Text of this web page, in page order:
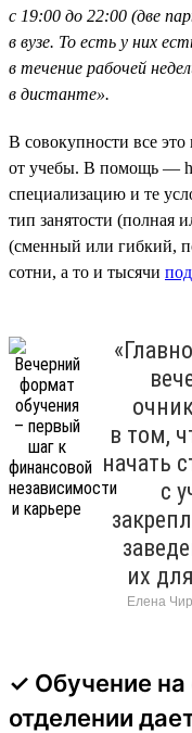
с 19:00 до 22:00 (две
в вузе. То есть у них
в течение рабочей
в дистанте».
В совокупности все это
от учебы. В помощь —
специализацию и те
тип занятости (полная
(сменный или гибкий,
сотни, а то и тысячи
в том,
начать
с
их
Елена
✓ Обучение
отделении